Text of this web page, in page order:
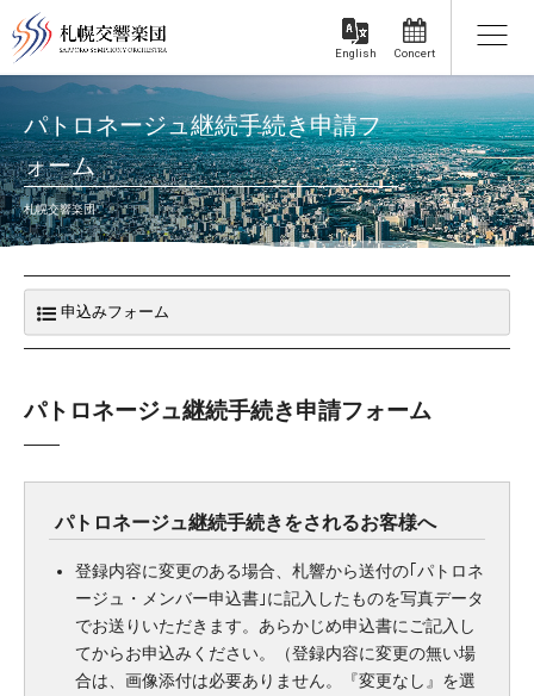
Concert
English
パトロネージュ継続手続き申請フ
ォーム
札幌交響楽団
パトロネージュ継続手続き申請フォーム
パトロネージュ継続手続きをされるお客様へ
登録内容に変更のある場合、札響から送付の｢パトロネ
ージュ・メンバー申込書｣に記入したものを写真データ
でお送りいただきます。あらかじめ申込書にご記入し
てからお申込みください。（登録内容に変更の無い場
合は、画像添付は必要ありません。『変更なし』を選